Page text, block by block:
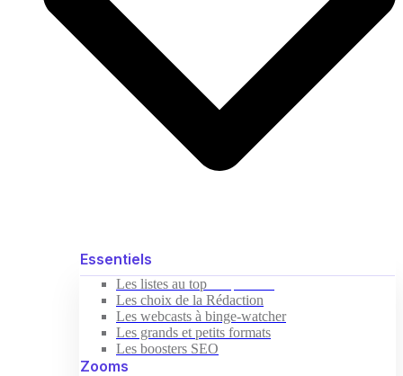
Essentiels
Les listes au top
Les choix de la Rédaction
Les webcasts à binge-watcher
Les grands et petits formats
Les boosters SEO
Zooms